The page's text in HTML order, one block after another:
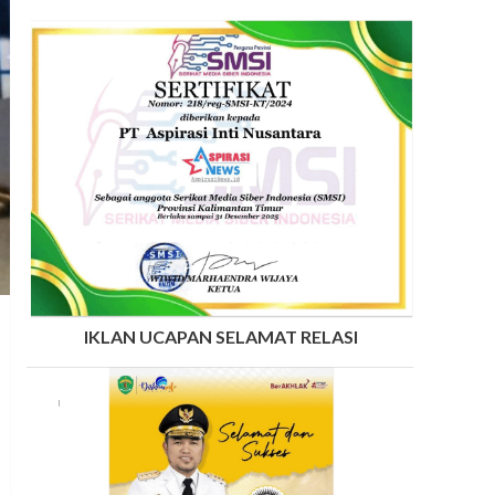
IKLAN UCAPAN SELAMAT RELASI